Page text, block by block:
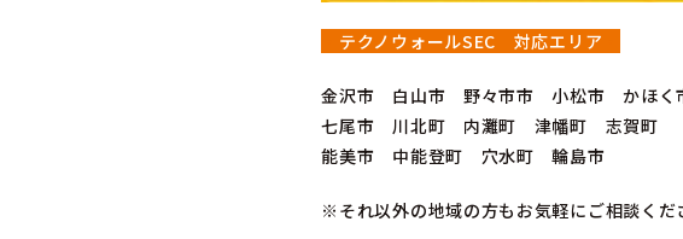
テクノウォールSEC 対応エリア
金沢市 白山市 野々市市 小松市 かほく
七尾市 川北町 内灘町 津幡町 志賀町
能美市 中能登町 穴水町 輪島市
※それ以外の地域の方もお気軽にご相談くだ